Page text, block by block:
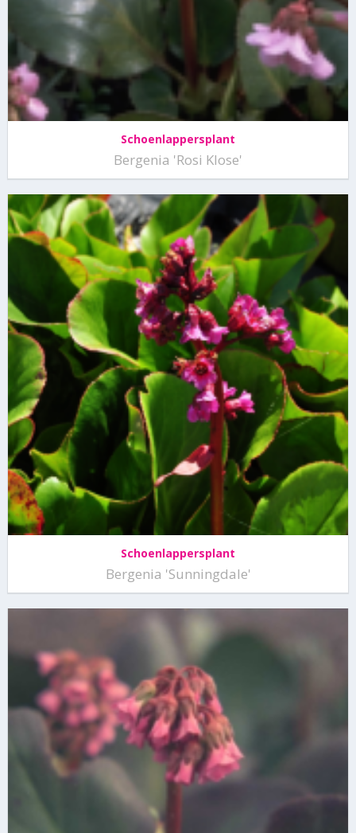
Schoenlappersplant
Bergenia 'Rosi Klose'
Schoenlappersplant
Bergenia 'Sunningdale'